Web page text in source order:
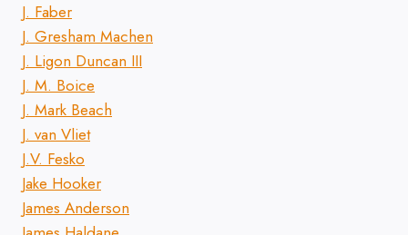
J. Faber
J. Gresham Machen
J. Ligon Duncan III
J. M. Boice
J. Mark Beach
J. van Vliet
J.V. Fesko
Jake Hooker
James Anderson